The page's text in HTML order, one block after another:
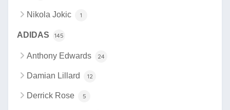
Nikola Jokic 1
ADIDAS 145
Anthony Edwards 24
Damian Lillard 12
Derrick Rose 5